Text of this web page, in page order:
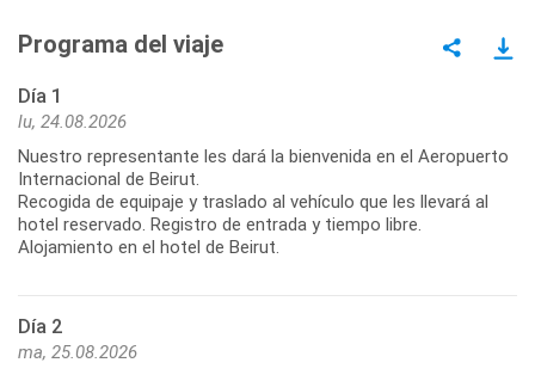
Programa del viaje
Día 1
lu, 24.08.2026
Nuestro representante les dará la bienvenida en el Aeropuerto
Internacional de Beirut.
Recogida de equipaje y traslado al vehículo que les llevará al
hotel reservado. Registro de entrada y tiempo libre.
Alojamiento en el hotel de Beirut.
Día 2
ma, 25.08.2026